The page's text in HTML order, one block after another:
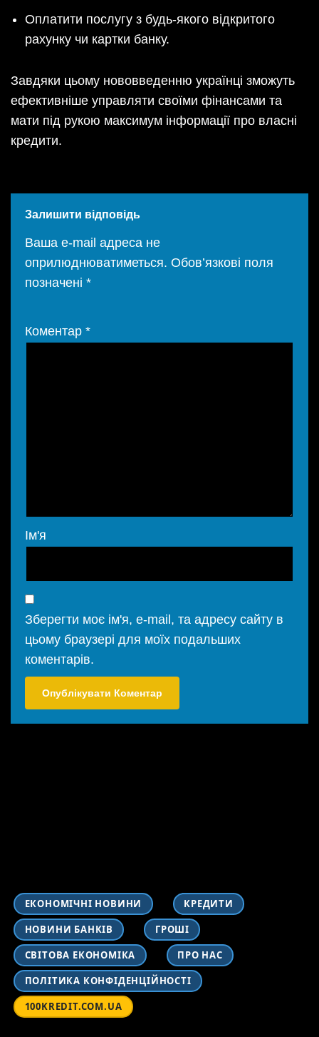
Оплатити послугу з будь-якого відкритого
рахунку чи картки банку.
Завдяки цьому нововведенню українці зможуть
ефективніше управляти своїми фінансами та
мати під рукою максимум інформації про власні
кредити.
Залишити відповідь
Ваша e-mail адреса не
оприлюднюватиметься. Обов’язкові поля
позначені *
Коментар *
Ім'я
Зберегти моє ім'я, e-mail, та адресу сайту в
цьому браузері для моїх подальших
коментарів.
ЕКОНОМІЧНІ НОВИНИ
КРЕДИТИ
НОВИНИ БАНКІВ
ГРОШІ
СВІТОВА ЕКОНОМІКА
ПРО НАС
ПОЛІТИКА КОНФІДЕНЦІЙНОСТІ
100KREDIT.COM.UA